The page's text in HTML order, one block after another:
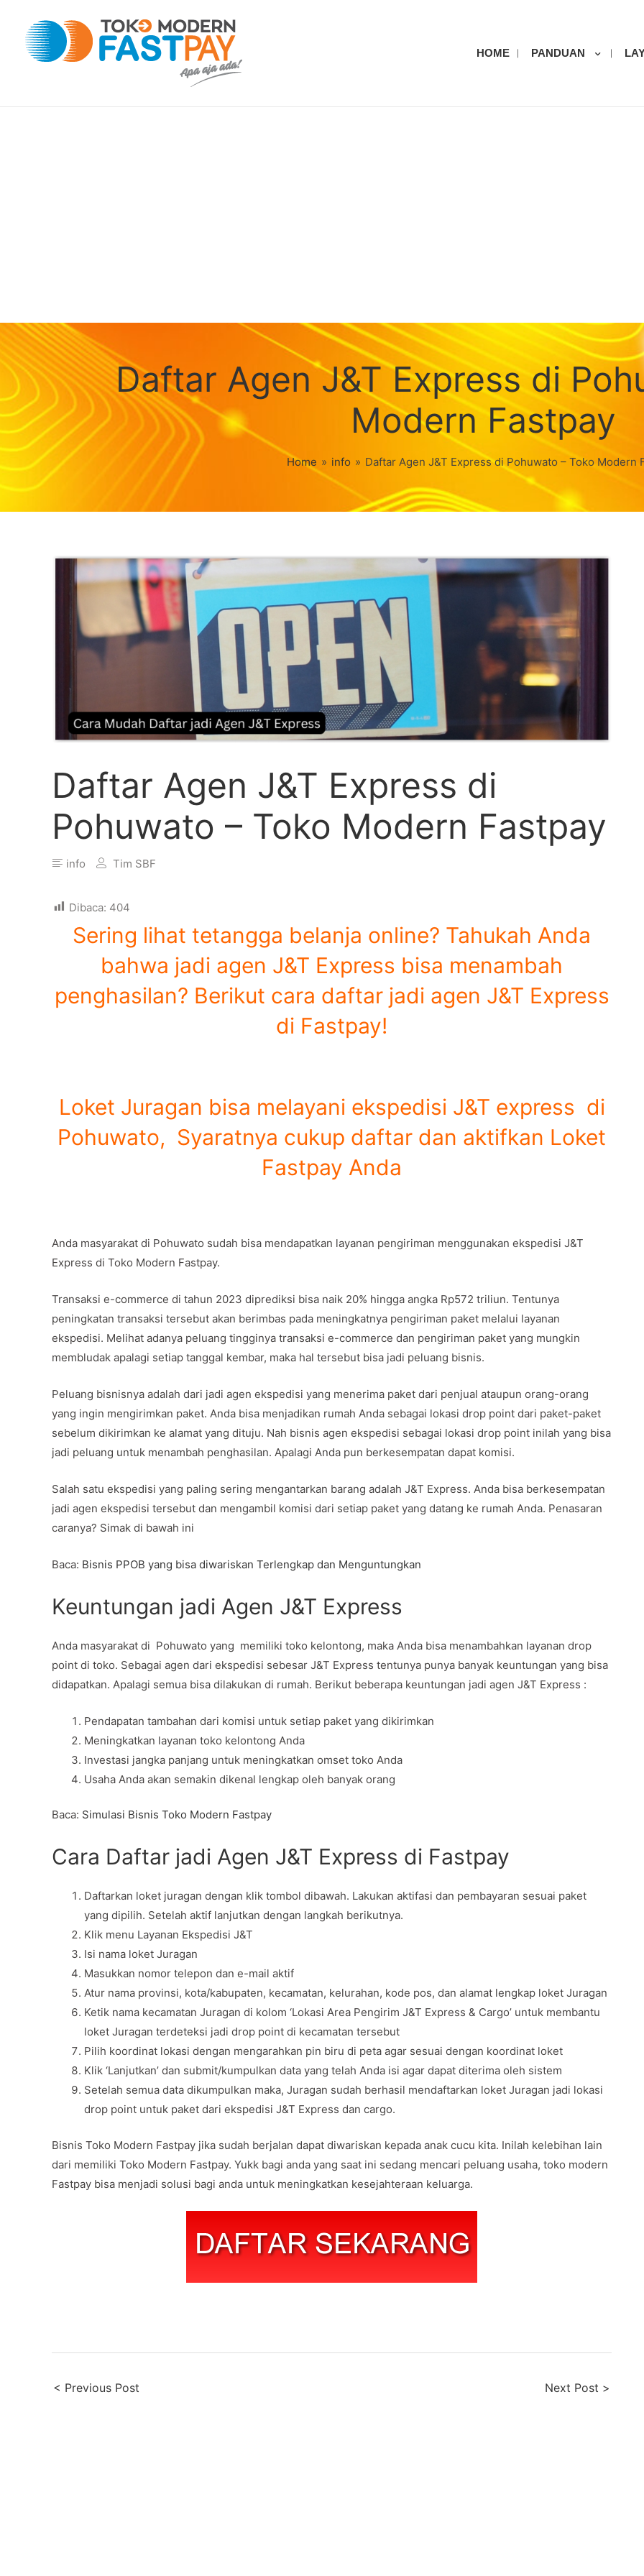
HOME PANDUAN
Daftar Agen J&T Express di
Modern Fastpay
Home » info » Daftar Agen J&T Express di Pohuwato – Toko Modern
Daftar Agen J&T Express di
Pohuwato – Toko Modern Fastpay
info Tim SBF
Dibaca: 404
Sering lihat tetangga belanja online? Tahukah Anda
bahwa jadi agen J&T Express bisa menambah
penghasilan? Berikut cara daftar jadi agen J&T Express
di Fastpay!
Loket Juragan bisa melayani ekspedisi J&T express di
Pohuwato, Syaratnya cukup daftar dan aktifkan Loket
Fastpay Anda
Anda masyarakat di Pohuwato sudah bisa mendapatkan layanan pengiriman menggunakan ekspedisi J&T
Express di Toko Modern Fastpay.
Transaksi e-commerce di tahun 2023 diprediksi bisa naik 20% hingga angka Rp572 triliun. Tentunya
peningkatan transaksi tersebut akan berimbas pada meningkatnya pengiriman paket melalui layanan
ekspedisi. Melihat adanya peluang tingginya transaksi e-commerce dan pengiriman paket yang mungkin
membludak apalagi setiap tanggal kembar, maka hal tersebut bisa jadi peluang bisnis.
Peluang bisnisnya adalah dari jadi agen ekspedisi yang menerima paket dari penjual ataupun orang-orang
yang ingin mengirimkan paket. Anda bisa menjadikan rumah Anda sebagai lokasi drop point dari paket-paket
sebelum dikirimkan ke alamat yang dituju. Nah bisnis agen ekspedisi sebagai lokasi drop point inilah yang bisa
jadi peluang untuk menambah penghasilan. Apalagi Anda pun berkesempatan dapat komisi.
Salah satu ekspedisi yang paling sering mengantarkan barang adalah J&T Express. Anda bisa berkesempatan
jadi agen ekspedisi tersebut dan mengambil komisi dari setiap paket yang datang ke rumah Anda. Penasaran
caranya? Simak di bawah ini
Baca: Bisnis PPOB yang bisa diwariskan Terlengkap dan Menguntungkan
Keuntungan jadi Agen J&T Express
Anda masyarakat di Pohuwato yang memiliki toko kelontong, maka Anda bisa menambahkan layanan drop
point di toko. Sebagai agen dari ekspedisi sebesar J&T Express tentunya punya banyak keuntungan yang bisa
didapatkan. Apalagi semua bisa dilakukan di rumah. Berikut beberapa keuntungan jadi agen J&T Express :
Pendapatan tambahan dari komisi untuk setiap paket yang dikirimkan
Meningkatkan layanan toko kelontong Anda
Investasi jangka panjang untuk meningkatkan omset toko Anda
Usaha Anda akan semakin dikenal lengkap oleh banyak orang
Baca: Simulasi Bisnis Toko Modern Fastpay
Cara Daftar jadi Agen J&T Express di Fastpay
Daftarkan loket juragan dengan klik tombol dibawah. Lakukan aktifasi dan pembayaran sesuai paket
yang dipilih. Setelah aktif lanjutkan dengan langkah berikutnya.
Klik menu Layanan Ekspedisi J&T
Isi nama loket Juragan
Masukkan nomor telepon dan e-mail aktif
Atur nama provinsi, kota/kabupaten, kecamatan, kelurahan, kode pos, dan alamat lengkap loket Juragan
Ketik nama kecamatan Juragan di kolom ‘Lokasi Area Pengirim J&T Express & Cargo’ untuk membantu
loket Juragan terdeteksi jadi drop point di kecamatan tersebut
Pilih koordinat lokasi dengan mengarahkan pin biru di peta agar sesuai dengan koordinat loket
Klik ‘Lanjutkan’ dan submit/kumpulkan data yang telah Anda isi agar dapat diterima oleh sistem
Setelah semua data dikumpulkan maka, Juragan sudah berhasil mendaftarkan loket Juragan jadi lokasi
drop point untuk paket dari ekspedisi J&T Express dan cargo.
Bisnis Toko Modern Fastpay jika sudah berjalan dapat diwariskan kepada anak cucu kita. Inilah kelebihan lain
dari memiliki Toko Modern Fastpay. Yukk bagi anda yang saat ini sedang mencari peluang usaha, toko modern
Fastpay bisa menjadi solusi bagi anda untuk meningkatkan kesejahteraan keluarga.
Post
< Previous Post Next Post >